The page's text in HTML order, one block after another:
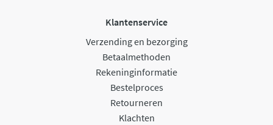
Klantenservice
Verzending en bezorging
Betaalmethoden
Rekeninginformatie
Bestelproces
Retourneren
Klachten